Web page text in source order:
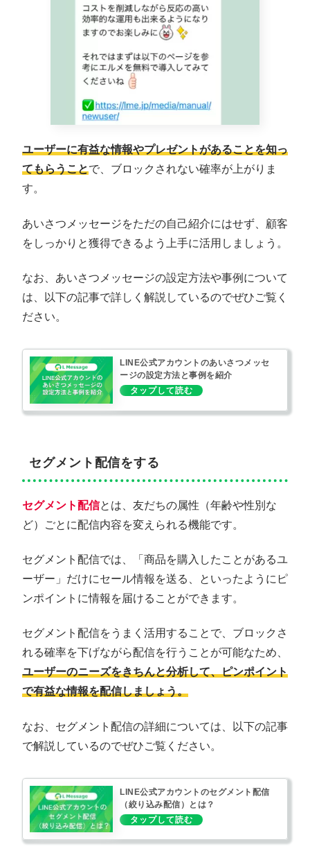
ユーザーに有益な情報やプレゼントがあることを知っ
てもらうことで、ブロックされない確率が上がりま
す。
あいさつメッセージをただの自己紹介にはせず、顧客
をしっかりと獲得できるよう上手に活用しましょう。
なお、あいさつメッセージの設定方法や事例について
は、以下の記事で詳しく解説しているのでぜひご覧く
ださい。
LINE公式アカウントのあいさつメッセ
ージの設定方法と事例を紹介
セグメント配信をする
セグメント配信とは、友だちの属性（年齢や性別な
ど）ごとに配信内容を変えられる機能です。
セグメント配信では、「商品を購入したことがあるユ
ーザー」だけにセール情報を送る、といったようにピ
ンポイントに情報を届けることができます。
セグメント配信をうまく活用することで、ブロックさ
れる確率を下げながら配信を行うことが可能なため、
ユーザーのニーズをきちんと分析して、ピンポイント
で有益な情報を配信しましょう。
なお、セグメント配信の詳細については、以下の記事
で解説しているのでぜひご覧ください。
LINE公式アカウントのセグメント配信
（絞り込み配信）とは？